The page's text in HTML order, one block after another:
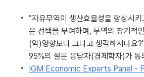
"자유무역이 생산효율성을 향상시
은 선택을 부여하며, 무역의 장기적
(악)영향보다 크다고 생각하시나요
95%의 설문 응답자(경제학자)가
IGM Economic Experts Panel - F